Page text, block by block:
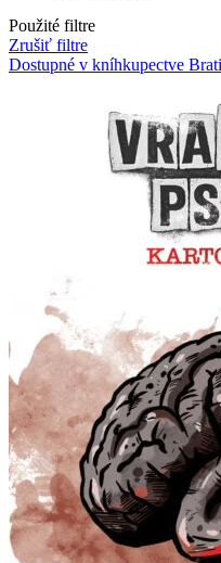
Použité filtre
Zrušiť filtre
Dostupné v kníhkupectve